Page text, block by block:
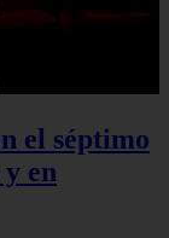
el séptimo
en